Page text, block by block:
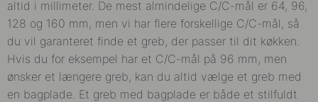
altid i millimeter. De mest almindelige C/C-mål er 64, 96,
128 og 160 mm, men vi har flere forskellige C/C-mål, så
du vil garanteret finde et greb, der passer til dit køkken.
Hvis du for eksempel har et C/C-mål på 96 mm, men
ønsker et længere greb, kan du altid vælge et greb med
en bagplade. Et greb med bagplade er både et stilfuldt